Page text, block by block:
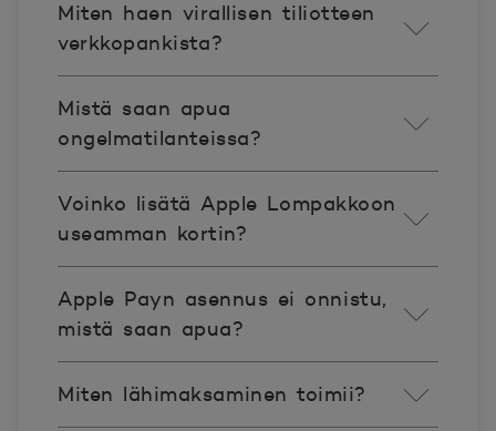
Miten haen virallisen tiliotteen
verkkopankista?
Mistä saan apua
ongelmatilanteissa?
Voinko lisätä Apple Lompakkoon
useamman kortin?
Apple Payn asennus ei onnistu,
mistä saan apua?
Miten lähimaksaminen toimii?